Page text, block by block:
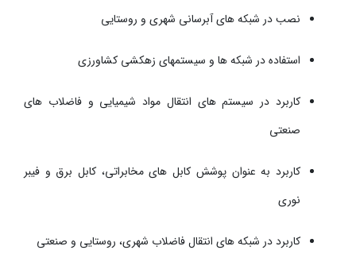
نصب در شبکه­ های آبرسانی شهری و روستایی
استفاده در شبکه ­ها و سیستم­های زهکشی کشاورزی
کاربرد در سیستم­ های انتقال مواد شیمیایی و فاضلاب های
صنعتی
کاربرد به عنوان پوشش کابل­ های مخابراتی، کابل برق و فیبر
نوری
کاربرد در شبکه ­های انتقال فاضلاب شهری، روستایی و صنعتی